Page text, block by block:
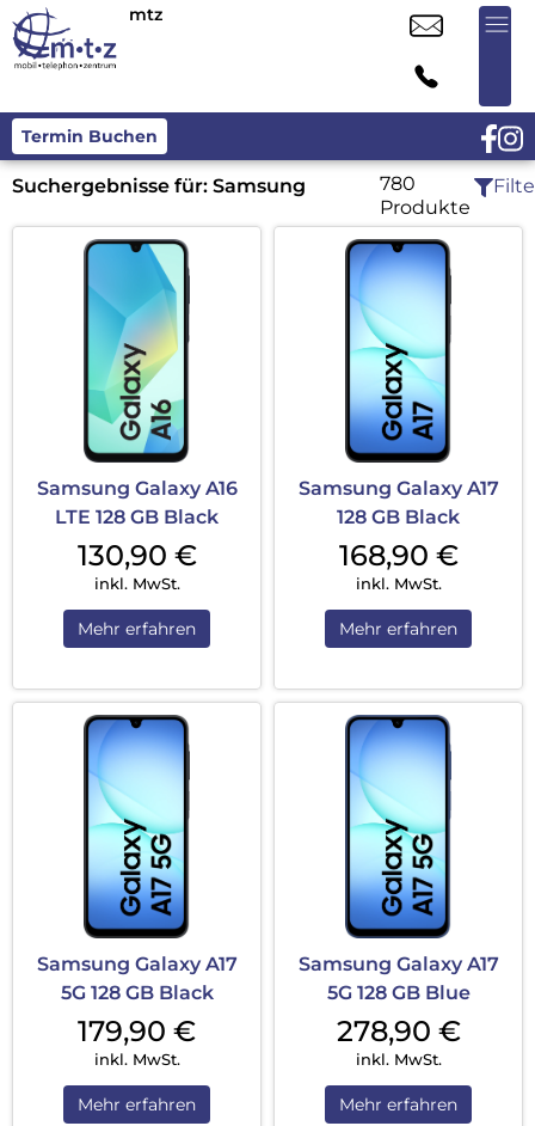
mtz
Termin Buchen
Suchergebnisse für: Samsung
780
Produkte
Samsung Galaxy A16
LTE 128 GB Black
130,90 €
inkl. MwSt.
Mehr erfahren
Samsung Galaxy A17
128 GB Black
168,90 €
inkl. MwSt.
Mehr erfahren
Samsung Galaxy A17
5G 128 GB Black
179,90 €
inkl. MwSt.
Mehr erfahren
Samsung Galaxy A17
5G 128 GB Blue
278,90 €
inkl. MwSt.
Mehr erfahren